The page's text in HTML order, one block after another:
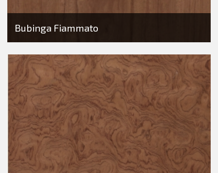
Bubinga Fiammato